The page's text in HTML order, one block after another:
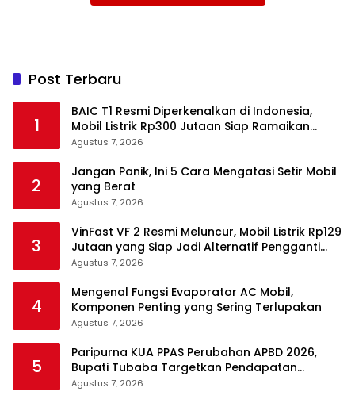
Post Terbaru
1
BAIC T1 Resmi Diperkenalkan di Indonesia,
Mobil Listrik Rp300 Jutaan Siap Ramaikan
Pasar EV
Agustus 7, 2026
2
Jangan Panik, Ini 5 Cara Mengatasi Setir Mobil
yang Berat
Agustus 7, 2026
3
VinFast VF 2 Resmi Meluncur, Mobil Listrik Rp129
Jutaan yang Siap Jadi Alternatif Pengganti
Motor
Agustus 7, 2026
4
Mengenal Fungsi Evaporator AC Mobil,
Komponen Penting yang Sering Terlupakan
Agustus 7, 2026
5
Paripurna KUA PPAS Perubahan APBD 2026,
Bupati Tubaba Targetkan Pendapatan
Daerah Rp820,3 Miliar
Agustus 7, 2026